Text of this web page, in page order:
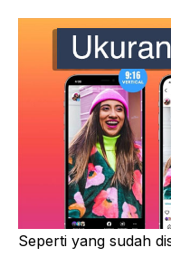
Seperti yang sudah